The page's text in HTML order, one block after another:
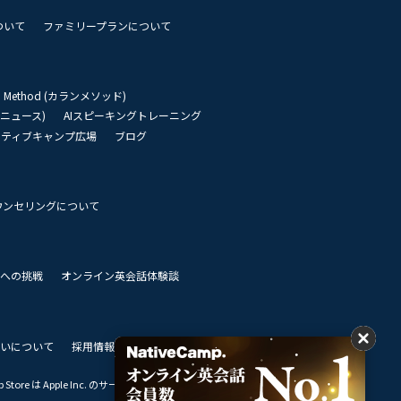
いて ファミリープランについて
Method (カランメソッド)
ュース)
AIスピーキングトレーニング
ィブキャンプ広場
ブログ
セリングについて
の挑戦 オンライン英会話体験談
について 採用情報 私達のビジョン
は Apple Inc. のサービスマークです。